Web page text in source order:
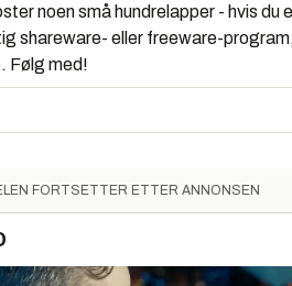
noen små hundrelapper - hvis du
shareware- eller freeware-
Følg med!
FORTSETTER ETTER ANNONSEN